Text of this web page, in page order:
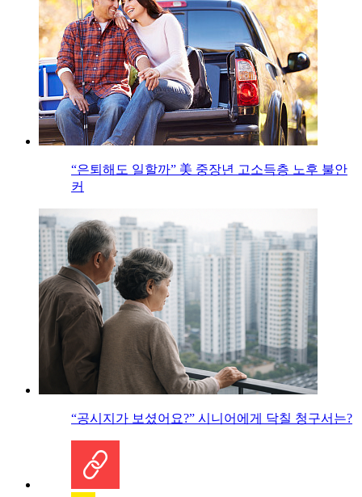
“은퇴해도 일할까” 美 중장년 고소득층 노후 불안
커
“공시지가 보셨어요?” 시니어에게 닥칠 청구서는?